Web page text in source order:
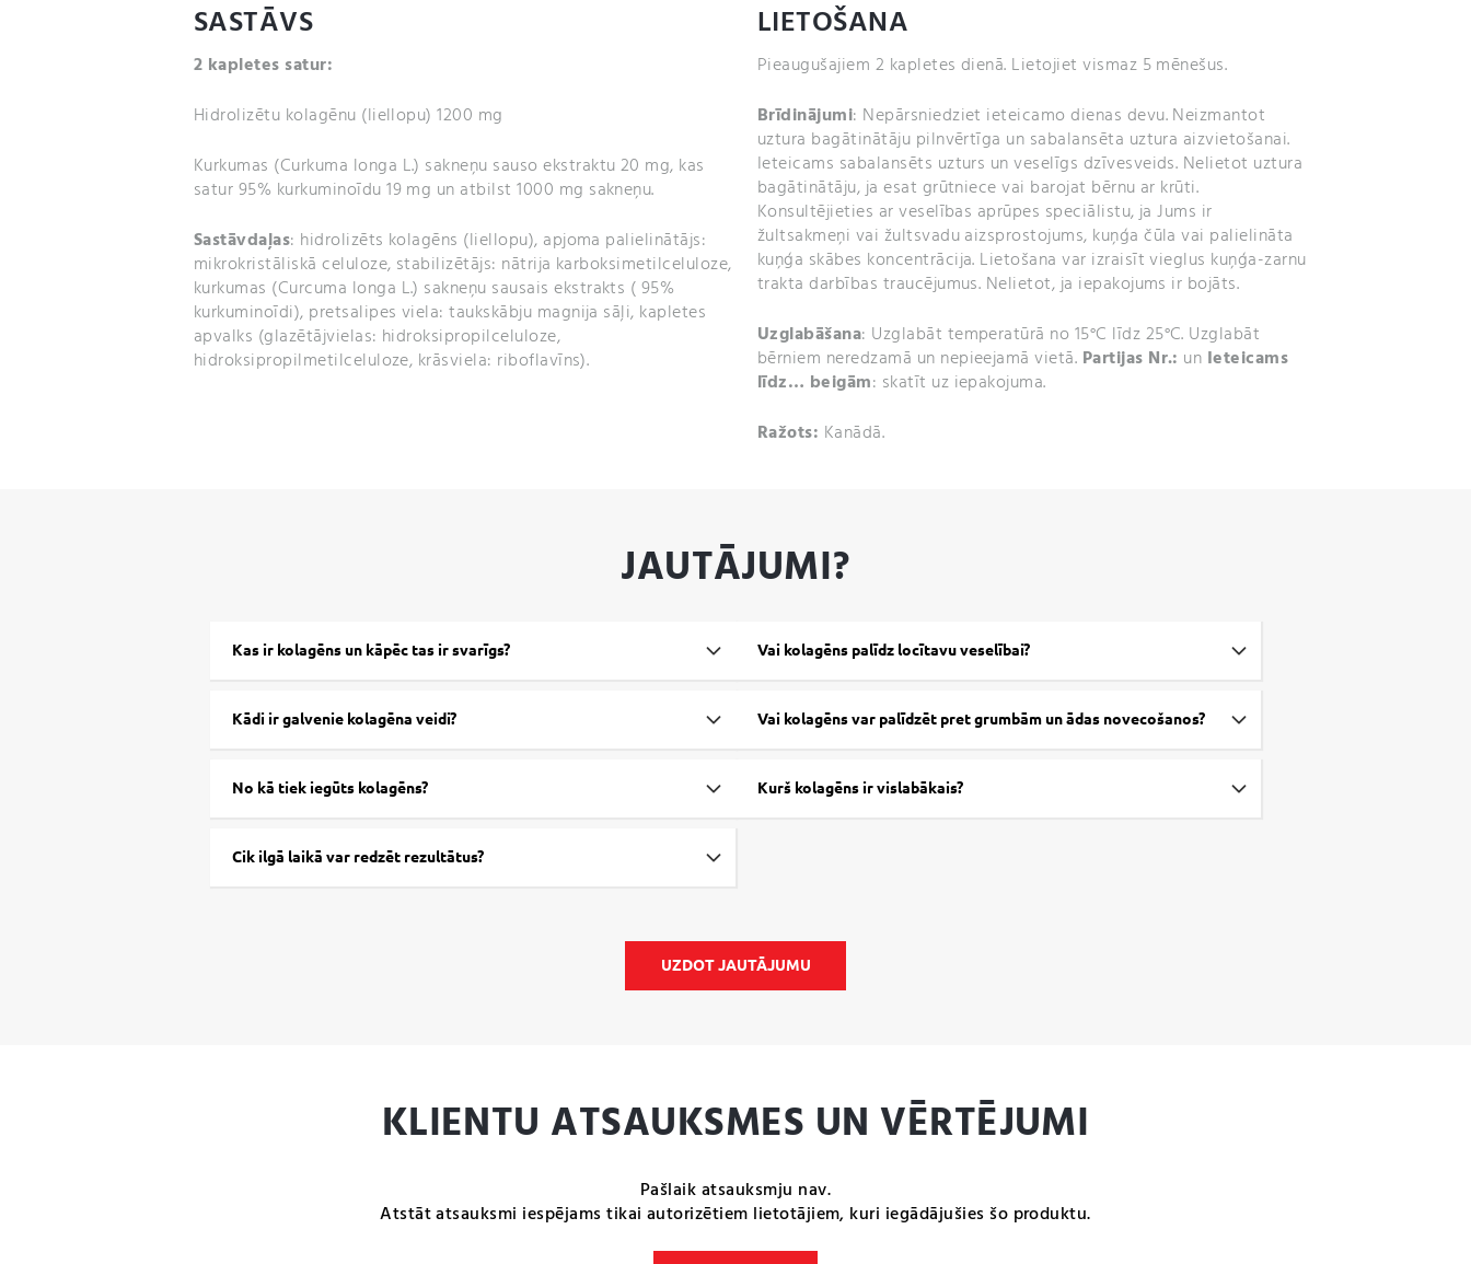
SASTĀVS
2 kapletes satur:
Hidrolizētu kolagēnu (liellopu) 1200 mg
Kurkumas (Curkuma longa L.) sakneņu sauso ekstraktu 20 mg, kas
satur 95% kurkuminoīdu 19 mg un atbilst 1000 mg sakneņu.
Sastāvdaļas: hidrolizēts kolagēns (liellopu), apjoma palielinātājs:
mikrokristāliskā celuloze, stabilizētājs: nātrija karboksimetilceluloze,
kurkumas (Curcuma longa L.) sakneņu sausais ekstrakts ( 95%
kurkuminoīdi), pretsalipes viela: taukskābju magnija sāļi, kapletes
apvalks (glazētājvielas: hidroksipropilceluloze,
hidroksipropilmetilceluloze, krāsviela: riboflavīns).
LIETOŠANA
Pieaugušajiem 2 kapletes dienā. Lietojiet vismaz 5 mēnešus.
Brīdinājumi: Nepārsniedziet ieteicamo dienas devu. Neizmantot
uztura bagātinātāju pilnvērtīga un sabalansēta uztura aizvietošanai.
Ieteicams sabalansēts uzturs un veselīgs dzīvesveids. Nelietot uztura
bagātinātāju, ja esat grūtniece vai barojat bērnu ar krūti.
Konsultējieties ar veselības aprūpes speciālistu, ja Jums ir
žultsakmeņi vai žultsvadu aizsprostojums, kuņģa čūla vai palielināta
kuņģa skābes koncentrācija. Lietošana var izraisīt vieglus kuņģa-zarnu
trakta darbības traucējumus. Nelietot, ja iepakojums ir bojāts.
Uzglabāšana: Uzglabāt temperatūrā no 15°C līdz 25°C. Uzglabāt
bērniem neredzamā un nepieejamā vietā. Partijas Nr.: un Ieteicams
līdz… beigām: skatīt uz iepakojuma.
Ražots: Kanādā.
JAUTĀJUMI?
Kas ir kolagēns un kāpēc tas ir svarīgs?
Kādi ir galvenie kolagēna veidi?
No kā tiek iegūts kolagēns?
Cik ilgā laikā var redzēt rezultātus?
Vai kolagēns palīdz locītavu veselībai?
Vai kolagēns var palīdzēt pret grumbām un ādas novecošanos?
Kurš kolagēns ir vislabākais?
UZDOT JAUTĀJUMU
KLIENTU ATSAUKSMES UN VĒRTĒJUMI
Pašlaik atsauksmju nav.
Atstāt atsauksmi iespējams tikai autorizētiem lietotājiem, kuri iegādājušies šo produktu.